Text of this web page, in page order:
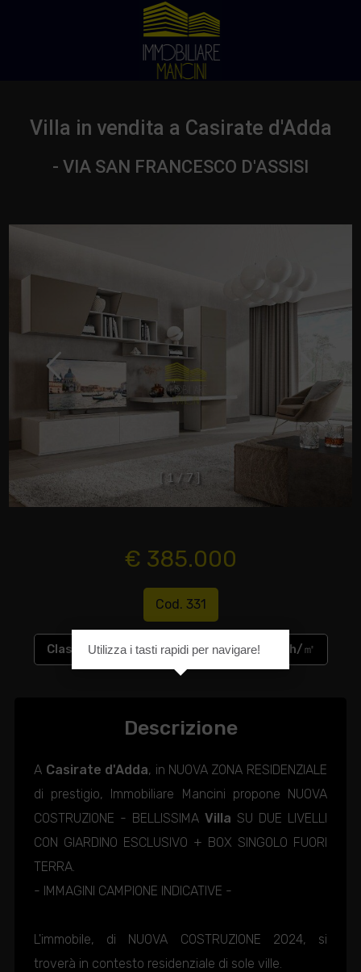
Villa in vendita a Casirate d'Adda
- VIA SAN FRANCESCO D'ASSISI
1 / 7
€ 385.000
Cod. 331
Classe energetica: A4 EP glnr: 11.20 kwh/㎡
Descrizione
A Casirate d'Adda, in NUOVA ZONA RESIDENZIALE
di prestigio, Immobiliare Mancini propone NUOVA
COSTRUZIONE - BELLISSIMA Villa SU DUE LIVELLI
CON GIARDINO ESCLUSIVO + BOX SINGOLO FUORI
TERRA.
- IMMAGINI CAMPIONE INDICATIVE -
L'immobile, di NUOVA COSTRUZIONE 2024, si
troverà in contesto residenziale di sole ville.
Utilizza i tasti rapidi per navigare!